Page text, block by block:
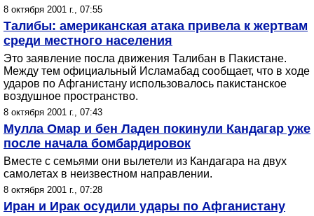
8 октября 2001 г., 07:55
Талибы: американская атака привела к жертвам
среди местного населения
Это заявление посла движения Талибан в Пакистане.
Между тем официальный Исламабад сообщает, что в ходе
ударов по Афганистану использовалось пакистанское
воздушное пространство.
8 октября 2001 г., 07:43
Мулла Омар и бен Ладен покинули Кандагар уже
после начала бомбардировок
Вместе с семьями они вылетели из Кандагара на двух
самолетах в неизвестном направлении.
8 октября 2001 г., 07:28
Иран и Ирак осудили удары по Афганистану